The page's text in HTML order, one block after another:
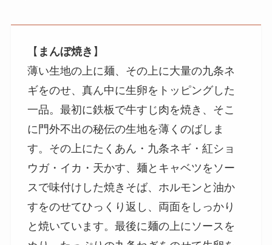
【 まんぼ焼き 】
薄い生地の上に麺、その上に大量の九条ネ
ギをのせ、真ん中に生卵をトッピングした
一品。最初に鉄板で牛すじ肉を焼き、そこ
に門外不出の秘伝の生地を薄くのばしま
す。その上にたくあん・九条ネギ・紅ショ
ウガ・イカ・天かす、麺とキャベツをソー
スで味付けした焼きそば、ホルモンと油か
すをのせてひっくり返し、両面をしっかり
と焼いています。最後に麺の上にソースを